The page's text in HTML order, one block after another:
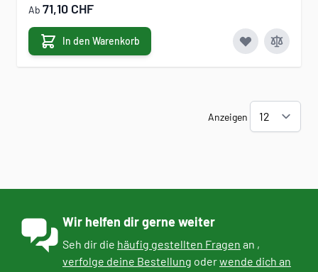
Ab 71,10 CHF
In den Warenkorb
Anzeigen
Wir helfen dir gerne weiter
Seh dir die häufig gestellten Fragen an ,
verfolge deine Bestellung oderwende dich an